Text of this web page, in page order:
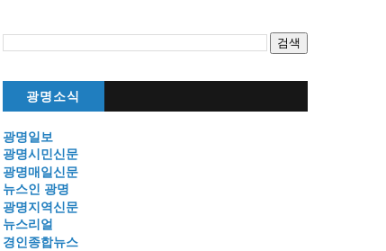
광명소식
광명일보
광명시민신문
광명매일신문
뉴스인 광명
광명지역신문
뉴스리얼
경인종합뉴스